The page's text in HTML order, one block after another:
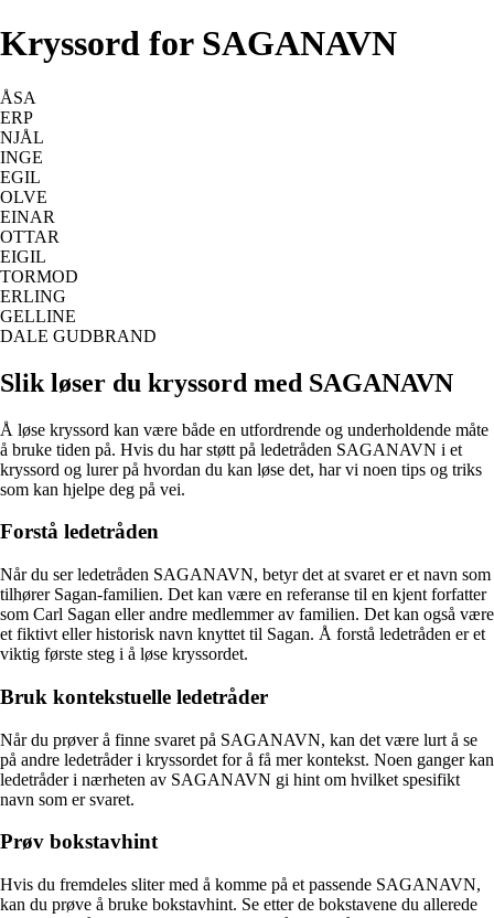
Kryssord for SAGANAVN
ÅSA
ERP
NJÅL
INGE
EGIL
OLVE
EINAR
OTTAR
EIGIL
TORMOD
ERLING
GELLINE
DALE GUDBRAND
Slik løser du kryssord med SAGANAVN
Å løse kryssord kan være både en utfordrende og underholdende måte
å bruke tiden på. Hvis du har støtt på ledetråden SAGANAVN i et
kryssord og lurer på hvordan du kan løse det, har vi noen tips og triks
som kan hjelpe deg på vei.
Forstå ledetråden
Når du ser ledetråden SAGANAVN, betyr det at svaret er et navn som
tilhører Sagan-familien. Det kan være en referanse til en kjent forfatter
som Carl Sagan eller andre medlemmer av familien. Det kan også være
et fiktivt eller historisk navn knyttet til Sagan. Å forstå ledetråden er et
viktig første steg i å løse kryssordet.
Bruk kontekstuelle ledetråder
Når du prøver å finne svaret på SAGANAVN, kan det være lurt å se
på andre ledetråder i kryssordet for å få mer kontekst. Noen ganger kan
ledetråder i nærheten av SAGANAVN gi hint om hvilket spesifikt
navn som er svaret.
Prøv bokstavhint
Hvis du fremdeles sliter med å komme på et passende SAGANAVN,
kan du prøve å bruke bokstavhint. Se etter de bokstavene du allerede